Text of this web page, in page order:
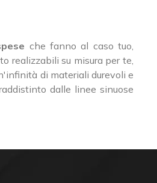
che fanno al caso tuo,
realizzabili su misura per te,
di materiali durevoli e
dalle linee sinuose